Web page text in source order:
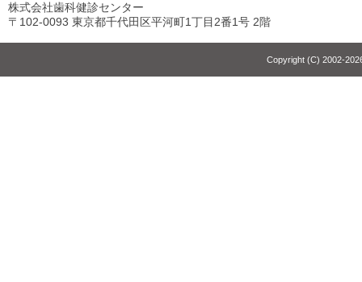
株式会社歯科健診センター
〒102-0093 東京都千代田区平河町1丁目2番1号 2階
Copyright (C) 2002-